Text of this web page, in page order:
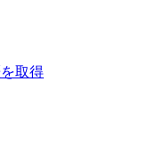
取得